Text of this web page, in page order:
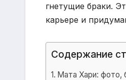
гнетущие браки.
карьере и
Содержание
Мата Хари: фото,